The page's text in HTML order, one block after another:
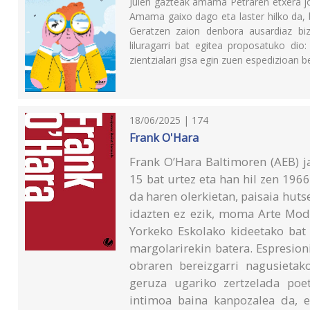
Amama gaixo dago eta laster hilko
Geratzen zaion denbora ausardiaz
liluragarri bat egitea proposatuko
zientzialari gisa egin zuen espedizioan
18/06/2025 | 174
Frank O'Hara
Frank O’Hara Baltimoren
15 bat urtez eta han hil zen
da haren olerkietan, paisaia
idazten ez ezik, moma Arte
Yorkeko Eskolako kideetako
margolarirekin batera.
obraren bereizgarri
geruza ugariko zertzelada
intimoa baina kanpozalea da,